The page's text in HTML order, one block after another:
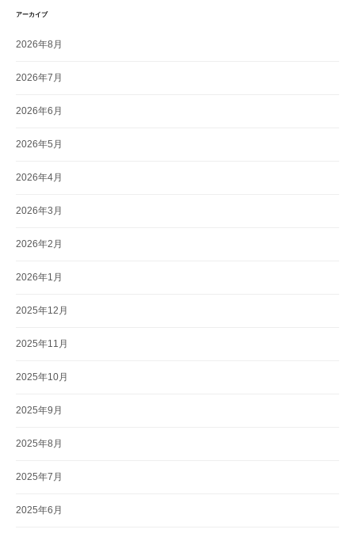
アーカイブ
2026年8月
2026年7月
2026年6月
2026年5月
2026年4月
2026年3月
2026年2月
2026年1月
2025年12月
2025年11月
2025年10月
2025年9月
2025年8月
2025年7月
2025年6月